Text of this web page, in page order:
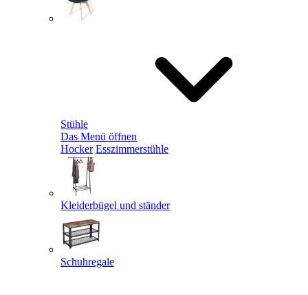
Stühle
Das Menü öffnen
Hocker Esszimmerstühle
Kleiderbügel und ständer
Schuhregale